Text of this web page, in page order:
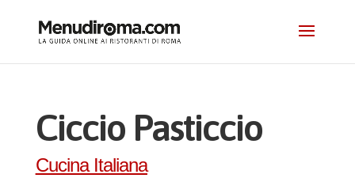
Ciccio Pasticcio
Cucina Italiana